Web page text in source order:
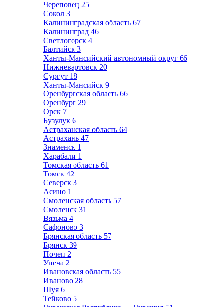
Череповец 25
Сокол 3
Калининградская область 67
Калининград 46
Светлогорск 4
Балтийск 3
Ханты-Мансийский автономный округ 66
Нижневартовск 20
Сургут 18
Ханты-Мансийск 9
Оренбургская область 66
Оренбург 29
Орск 7
Бузулук 6
Астраханская область 64
Астрахань 47
Знаменск 1
Харабали 1
Томская область 61
Томск 42
Северск 3
Асино 1
Смоленская область 57
Смоленск 31
Вязьма 4
Сафоново 3
Брянская область 57
Брянск 39
Почеп 2
Унеча 2
Ивановская область 55
Иваново 28
Шуя 6
Тейково 5